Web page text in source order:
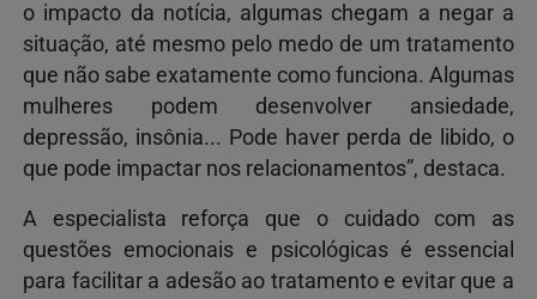
o impacto da notícia, algumas chegam a negar a
situação, até mesmo pelo medo de um tratamento
que não sabe exatamente como funciona. Algumas
mulheres podem desenvolver ansiedade,
depressão, insônia... Pode haver perda de libido, o
que pode impactar nos relacionamentos”, destaca.
A especialista reforça que o cuidado com as
questões emocionais e psicológicas é essencial
para facilitar a adesão ao tratamento e evitar que a